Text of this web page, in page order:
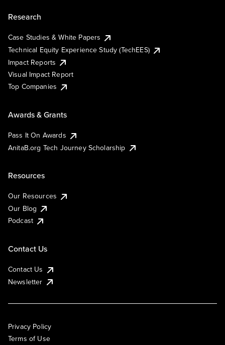
Research
Case Studies & White Papers
Technical Equity Experience Study (TechEES)
Impact Reports
Visual Impact Report
Top Companies
Awards & Grants
Pass It On Awards
AnitaB.org Tech Journey Scholarship
Resources
Our Resources
Our Blog
Podcast
Contact Us
Contact Us
Newsletter
Privacy Policy
Terms of Use